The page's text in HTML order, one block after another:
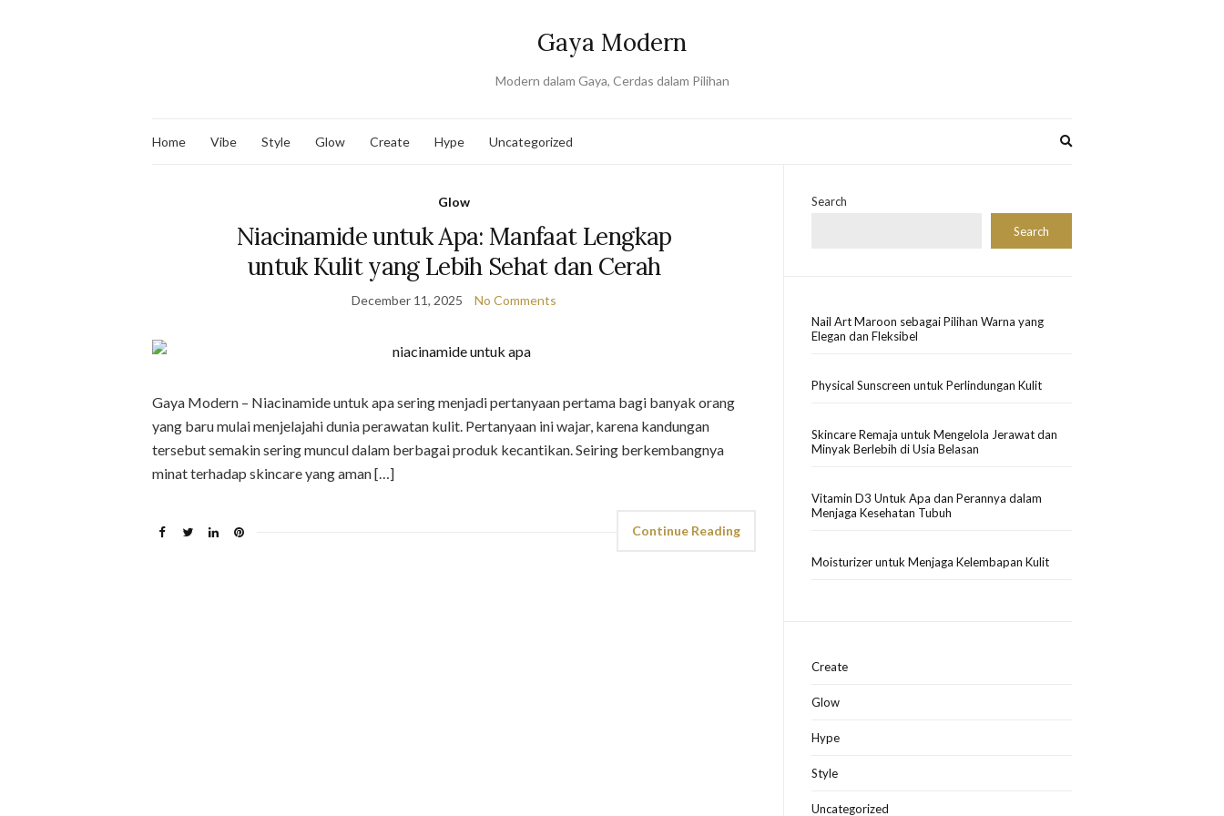
Gaya Modern
Modern dalam Gaya, Cerdas dalam Pilihan
Home Vibe Style Glow Create Hype Uncategorized
Glow
Niacinamide untuk Apa: Manfaat Lengkap
untuk Kulit yang Lebih Sehat dan Cerah
December 11, 2025 No Comments
Gaya Modern – Niacinamide untuk apa sering menjadi pertanyaan pertama bagi banyak orang
yang baru mulai menjelajahi dunia perawatan kulit. Pertanyaan ini wajar, karena kandungan
tersebut semakin sering muncul dalam berbagai produk kecantikan. Seiring berkembangnya
minat terhadap skincare yang aman […]
Continue Reading
Search
Search
Nail Art Maroon sebagai Pilihan Warna yang
Elegan dan Fleksibel
Physical Sunscreen untuk Perlindungan Kulit
Skincare Remaja untuk Mengelola Jerawat dan
Minyak Berlebih di Usia Belasan
Vitamin D3 Untuk Apa dan Perannya dalam
Menjaga Kesehatan Tubuh
Moisturizer untuk Menjaga Kelembapan Kulit
Create
Glow
Hype
Style
Uncategorized